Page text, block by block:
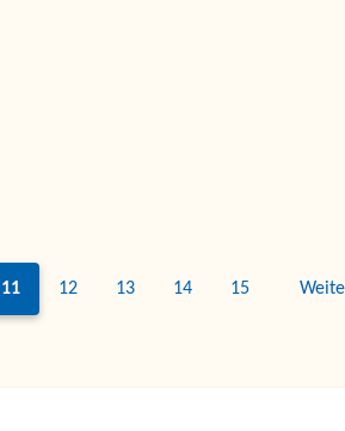
11 12 13 14 15